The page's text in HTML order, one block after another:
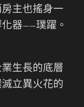
主也搖身一
器——璞躍。
生長的底層
立異火花的